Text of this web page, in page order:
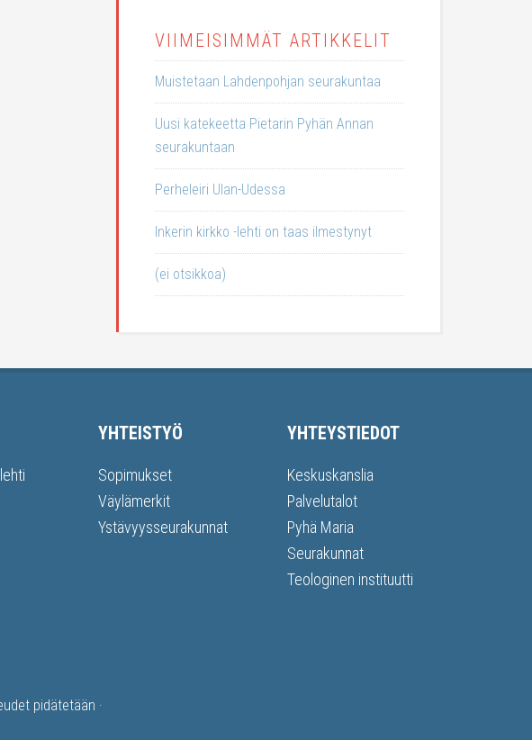
VIIMEISIMMÄT ARTIKKELIT
Muistetaan Lahdenpohjan seurakuntaa
Uusi katekeetta Pietarin Pyhän Annan
seurakuntaan
Perheleiri Ulan-Udessa
Inkerin kirkko -lehti on taas ilmestynyt
(ei otsikkoa)
YHTEISTYÖ
Sopimukset
Väylämerkit
Ystävyysseurakunnat
YHTEYSTIEDOT
Keskuskanslia
Palvelutalot
Pyhä Maria
Seurakunnat
Teologinen instituutti
pidätetään ·